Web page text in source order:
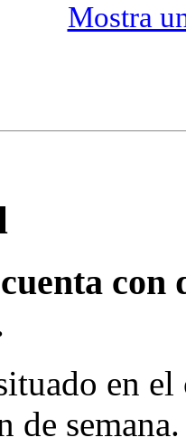
Mostra
con
en
de semana.